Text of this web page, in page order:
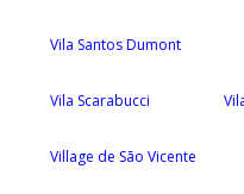
Vila Santos Dumont
Vila Scarabucci
Village de São Vicente